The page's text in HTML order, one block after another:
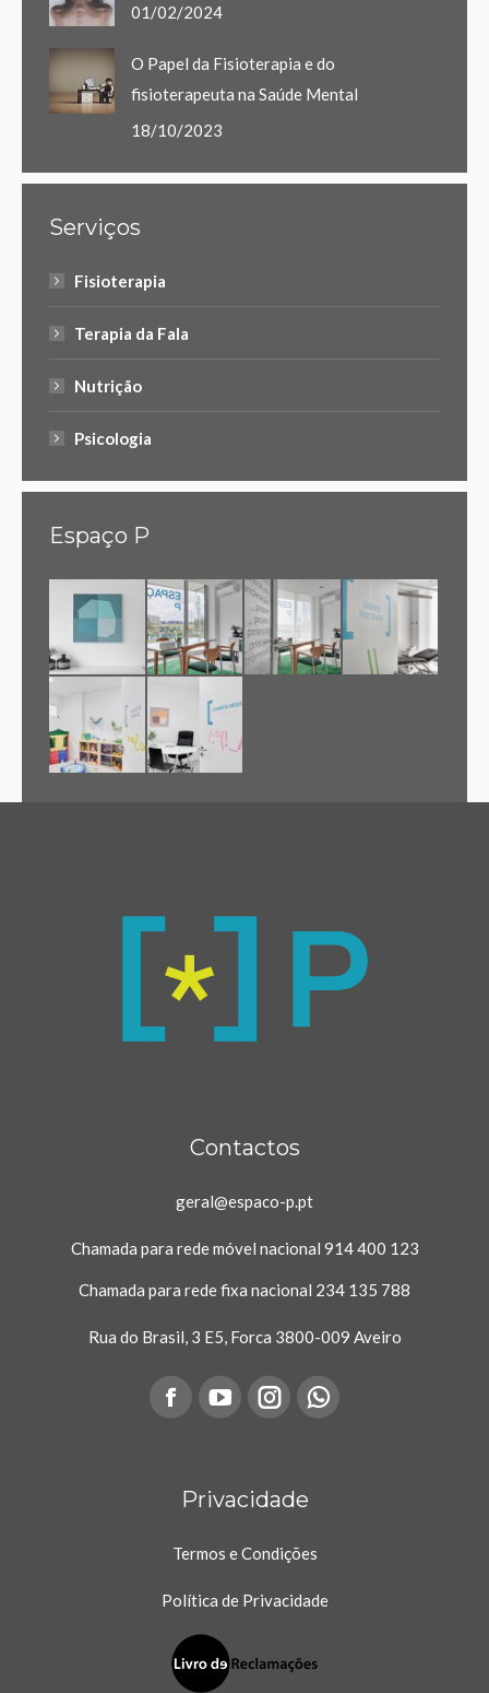
01/02/2024
O Papel da Fisioterapia e do
fisioterapeuta na Saúde Mental
18/10/2023
Serviços
Fisioterapia
Terapia da Fala
Nutrição
Psicologia
Espaço P
Contactos
geral@espaco-p.pt
Chamada para rede móvel nacional 914 400 123
Chamada para rede fixa nacional 234 135 788
Rua do Brasil, 3 E5, Forca 3800-009 Aveiro
Facebook
opens
in
window
YouTube
opens
in
Instagram
opens
in
Whatsapp
in
Privacidade
Termos e Condições
Política de Privacidade